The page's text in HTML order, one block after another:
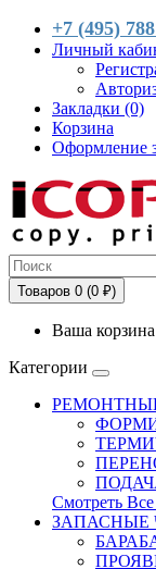
+7 (495)
Личный
Закладки (0)
Корзина
Оформление
Товаров 0 (0 ₽)
Ваша
Категории
Смотреть
ЗАПАСНЫЕ